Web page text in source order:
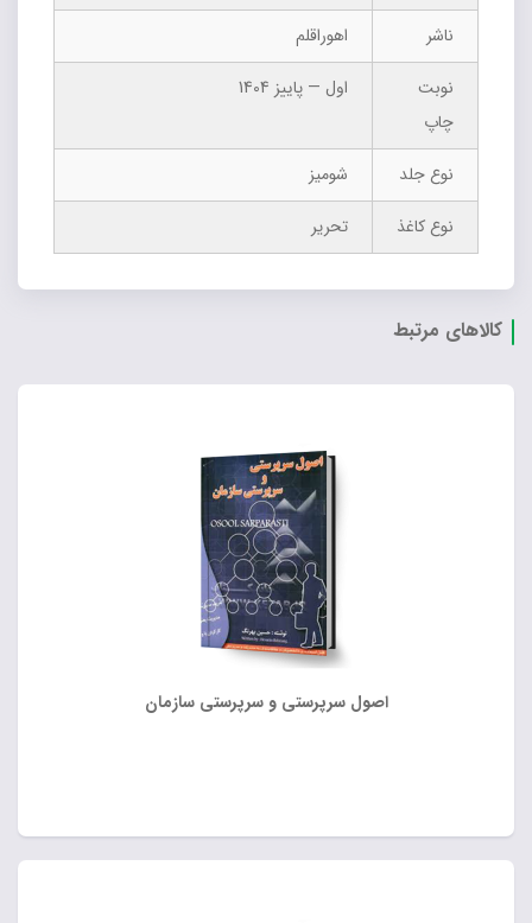
ناشر
اهوراقلم
نوبت
چاپ
اول — پاییز 1404
نوع جلد
شومیز
نوع کاغذ
تحریر
کالاهای مرتبط
اصول سرپرستی و سرپرستی سازمان